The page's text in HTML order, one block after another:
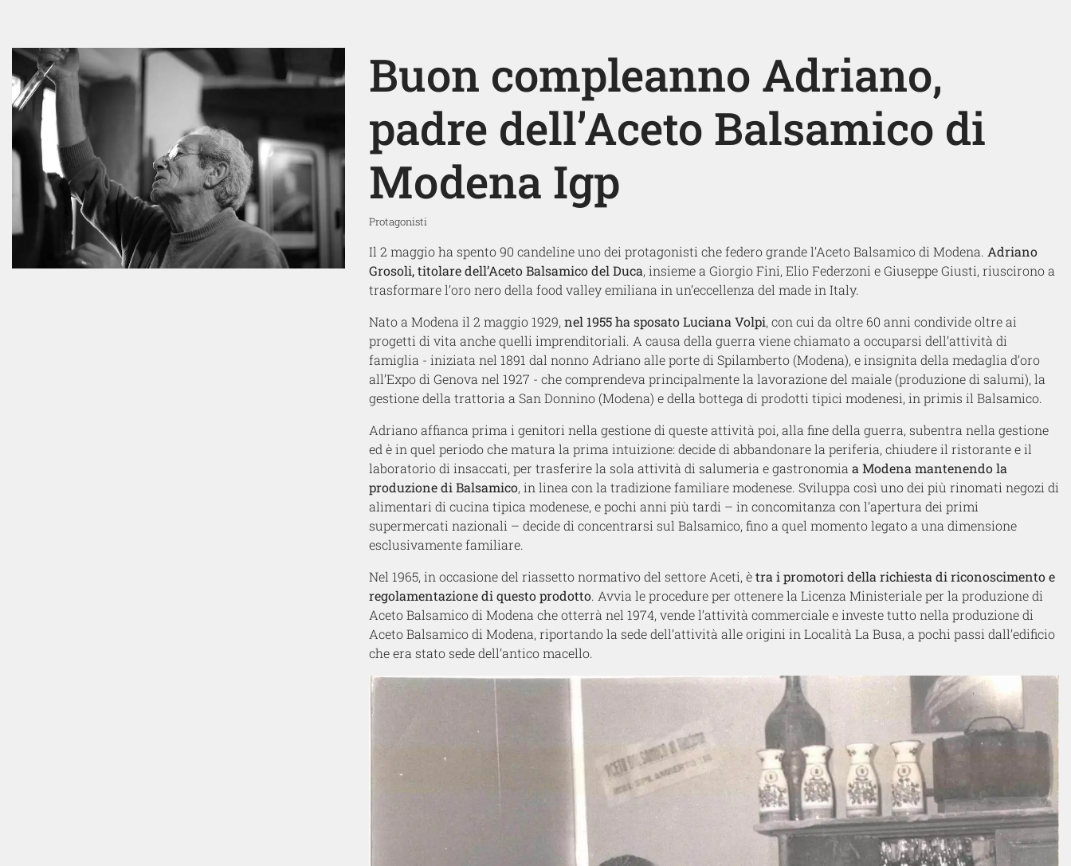
Buon compleanno Adriano,
padre dell’Aceto Balsamico di
Modena Igp
Protagonisti
Il 2 maggio ha spento 90 candeline uno dei protagonisti che federo grande l’Aceto Balsamico di Modena. Adriano
Grosoli, titolare dell’Aceto Balsamico del Duca, insieme a Giorgio Fini, Elio Federzoni e Giuseppe Giusti, riuscirono a
trasformare l’oro nero della food valley emiliana in un’eccellenza del made in Italy.
Nato a Modena il 2 maggio 1929, nel 1955 ha sposato Luciana Volpi, con cui da oltre 60 anni condivide oltre ai
progetti di vita anche quelli imprenditoriali. A causa della guerra viene chiamato a occuparsi dell’attività di
famiglia - iniziata nel 1891 dal nonno Adriano alle porte di Spilamberto (Modena), e insignita della medaglia d’oro
all’Expo di Genova nel 1927 - che comprendeva principalmente la lavorazione del maiale (produzione di salumi), la
gestione della trattoria a San Donnino (Modena) e della bottega di prodotti tipici modenesi, in primis il Balsamico.
Adriano affianca prima i genitori nella gestione di queste attività poi, alla fine della guerra, subentra nella gestione
ed è in quel periodo che matura la prima intuizione: decide di abbandonare la periferia, chiudere il ristorante e il
laboratorio di insaccati, per trasferire la sola attività di salumeria e gastronomia a Modena mantenendo la
produzione di Balsamico, in linea con la tradizione familiare modenese. Sviluppa così uno dei più rinomati negozi di
alimentari di cucina tipica modenese, e pochi anni più tardi – in concomitanza con l’apertura dei primi
supermercati nazionali – decide di concentrarsi sul Balsamico, fino a quel momento legato a una dimensione
esclusivamente familiare.
Nel 1965, in occasione del riassetto normativo del settore Aceti, ètra i promotori della richiesta di riconoscimento e
regolamentazione di questo prodotto. Avvia le procedure per ottenere la Licenza Ministeriale per la produzione di
Aceto Balsamico di Modena che otterrà nel 1974, vende l’attività commerciale e investe tutto nella produzione di
Aceto Balsamico di Modena, riportando la sede dell’attività alle origini in Località La Busa, a pochi passi dall’edificio
che era stato sede dell’antico macello.